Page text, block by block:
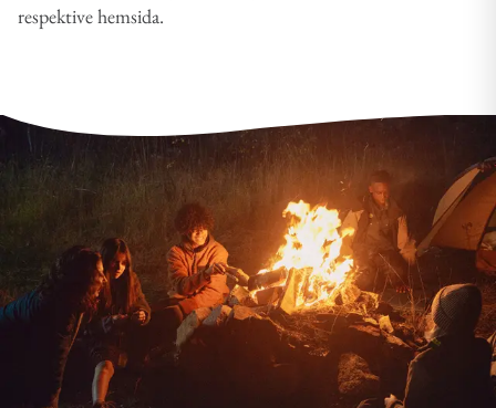
respektive hemsida.